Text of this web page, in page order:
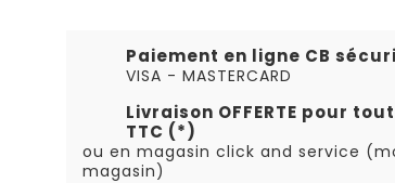
Paiement en ligne CB
VISA - MASTERCARD
Livraison OFFERTE pour
TTC (*)
ou en magasin click and service
magasin)